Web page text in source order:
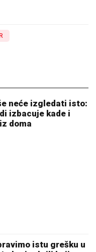
neće izgledati isto:
izbacuje kade i
doma
istu grešku u